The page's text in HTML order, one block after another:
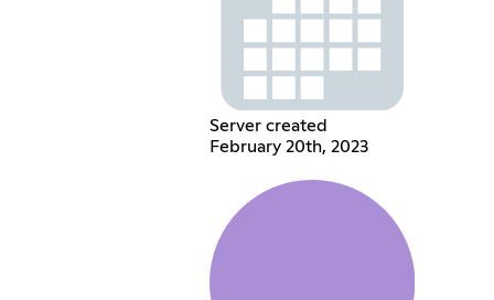
Server created
February 20th, 2023